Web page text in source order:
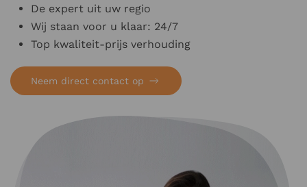
De expert uit uw regio
Wij staan voor u klaar: 24/7
Top kwaliteit-prijs verhouding
Neem direct contact op